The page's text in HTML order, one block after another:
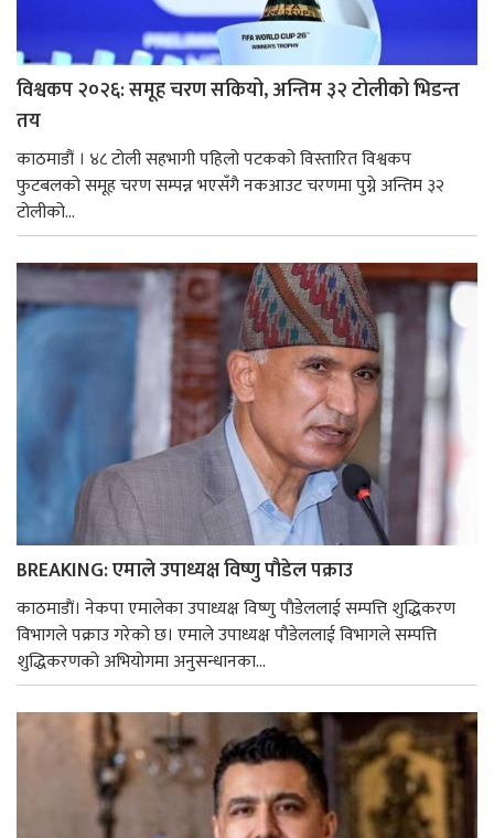
विश्वकप २०२६: समूह चरण सकियो, अन्तिम ३२ टोलीको भिडन्त
तय
काठमाडौं । ४८ टोली सहभागी पहिलो पटकको विस्तारित विश्वकप
फुटबलको समूह चरण सम्पन्न भएसँगै नकआउट चरणमा पुग्ने अन्तिम ३२
टोलीको...
BREAKING: एमाले उपाध्यक्ष विष्णु पाैडेल पक्राउ
काठमाडाैं। नेकपा एमालेका उपाध्यक्ष विष्णु पाैडेललाई सम्पत्ति शुद्धिकरण
विभागले पक्राउ गरेको छ। एमाले उपाध्यक्ष पाैडेललाई विभागले सम्पत्ति
शुद्धिकरणको अभियोगमा अनुसन्धानका...